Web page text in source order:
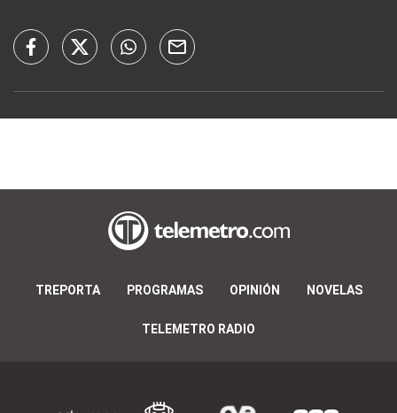
TREPORTA PROGRAMAS OPINIÓN NOVELAS
TELEMETRO RADIO